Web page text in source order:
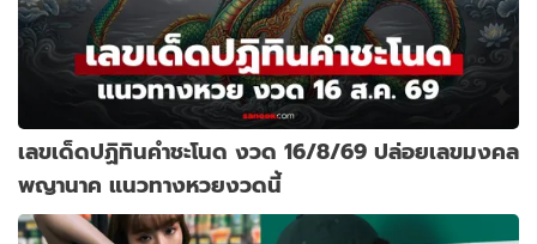
เลขเด็ดปฏิทินคำชะโนด งวด 16/8/69 ปล่อยเลขมงคล
พญานาค แนวทางหวยงวดนี้